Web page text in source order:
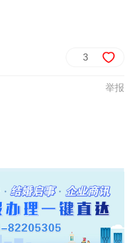
3
举报